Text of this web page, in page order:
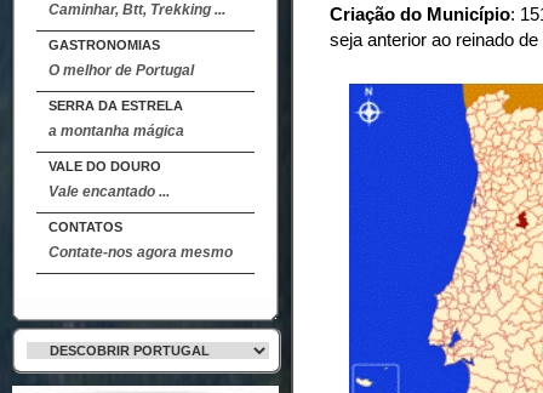
Caminhar, Btt, Trekking ...
GASTRONOMIAS
O melhor de Portugal
SERRA DA ESTRELA
a montanha mágica
VALE DO DOURO
Vale encantado ...
CONTATOS
Contate-nos agora mesmo
Criação do Município:
seja anterior ao reinado